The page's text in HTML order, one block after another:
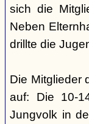
sich die
Neben
drillte die
Die Mitglieder
auf: Die 10-
Jungvolk in